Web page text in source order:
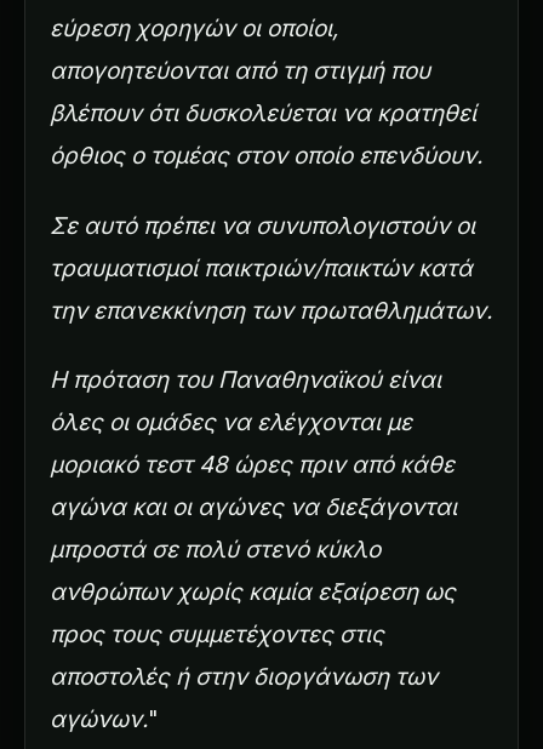
εύρεση χορηγών οι οποίοι,
απογοητεύονται από τη στιγμή που
βλέπουν ότι δυσκολεύεται να κρατηθεί
όρθιος ο τομέας στον οποίο επενδύουν.
Σε αυτό πρέπει να συνυπολογιστούν οι
τραυματισμοί παικτριών/παικτών κατά
την επανεκκίνηση των πρωταθλημάτων.
Η πρόταση του Παναθηναϊκού είναι
όλες οι ομάδες να ελέγχονται με
μοριακό τεστ 48 ώρες πριν από κάθε
αγώνα και οι αγώνες να διεξάγονται
μπροστά σε πολύ στενό κύκλο
ανθρώπων χωρίς καμία εξαίρεση ως
προς τους συμμετέχοντες στις
αποστολές ή στην διοργάνωση των
αγώνων."